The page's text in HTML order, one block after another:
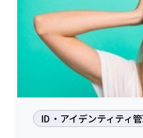
ID・アイデンティティ